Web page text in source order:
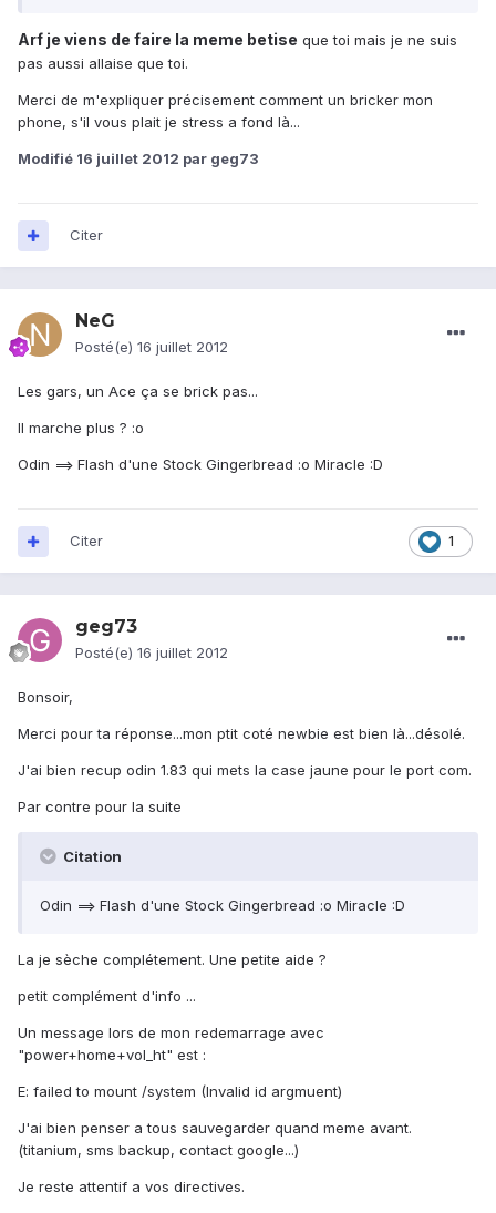
Arf je viens de faire la meme betise que toi mais je ne suis
pas aussi allaise que toi.
Merci de m'expliquer précisement comment un bricker mon
phone, s'il vous plait je stress a fond là...
Modifié 16 juillet 2012 par geg73
Citer
NeG
Posté(e) 16 juillet 2012
Les gars, un Ace ça se brick pas...
Il marche plus ? :o
Odin ==> Flash d'une Stock Gingerbread :o Miracle :D
1
Citer
geg73
Posté(e) 16 juillet 2012
Bonsoir,
Merci pour ta réponse...mon ptit coté newbie est bien là...désolé.
J'ai bien recup odin 1.83 qui mets la case jaune pour le port com.
Par contre pour la suite
Citation
Odin ==> Flash d'une Stock Gingerbread :o Miracle :D
La je sèche complétement. Une petite aide ?
petit complément d'info ...
Un message lors de mon redemarrage avec
"power+home+vol_ht" est :
E: failed to mount /system (Invalid id argmuent)
J'ai bien penser a tous sauvegarder quand meme avant.
(titanium, sms backup, contact google...)
Je reste attentif a vos directives.